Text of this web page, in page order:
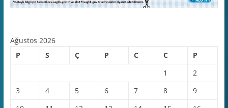
Ağustos 2026
P
S Ç P C C
P
1
2
3
4 5 6 7 8
9